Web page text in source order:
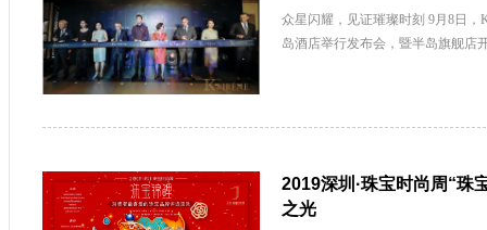
众星闪耀，见证璀璨时刻 9月8日
岛酒店举行发布会，暨半岛旗舰
2019深圳·珠宝时尚周“珠
之光